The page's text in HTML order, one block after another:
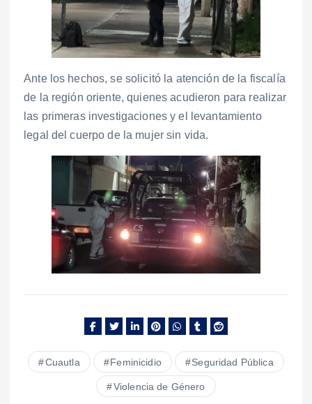
Ante los hechos, se solicitó la atención de la fiscalía
de la región oriente, quienes acudieron para realizar
las primeras investigaciones y el levantamiento
legal del cuerpo de la mujer sin vida.
Cuautla Feminicidio Seguridad Pública
Violencia de Género